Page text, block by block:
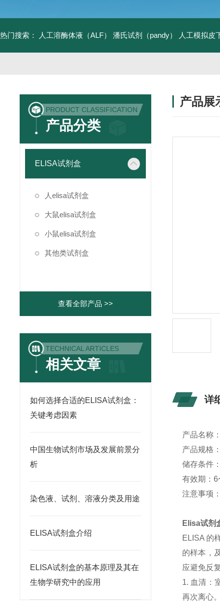
热门搜索： 人工溶酶体液（ALF） 潘氏试剂（pandy） 人工模拟皮
PRODUCT CLASSIFICATION
产品分类
ELISA试剂盒
人elisa试剂盒
大鼠elisa试剂盒
小鼠elisa试剂盒
其他类试剂盒
查看全部产品 >>
TECHNICAL ARTICLES
相关文章
如何选择合适的ELISA试剂盒：
关键考虑因素
中国生物试剂市场及发展前景分
析
染色液、试剂、溶液分类及用途
ELISA试剂盒介绍
ELISA试剂盒的基本原理及其在
生物学研究中的应用
产品展
详
产品名称
产品规格
储存条件
有效期：6
注意事项
Elisa试剂
ELISA 的
的样本，
应避免反
1. 血清：
再次离心